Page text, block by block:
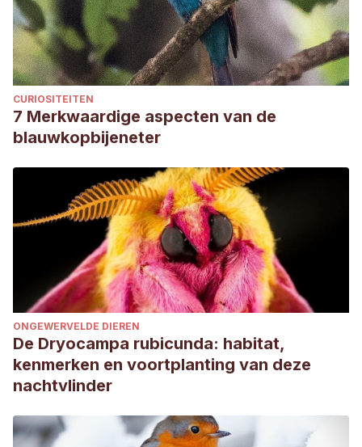
CURIOSITEITEN
7 Merkwaardige aspecten van de
blauwkopbijeneter
ONGEWERVELDE DIEREN
De Dryocampa rubicunda: habitat,
kenmerken en voortplanting van deze
nachtvlinder